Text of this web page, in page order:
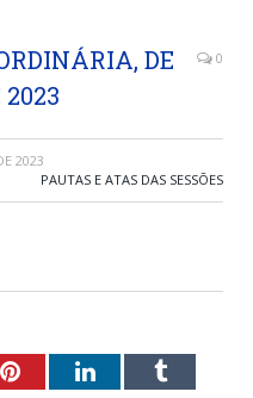
DE
2023
0
2023
PAUTAS E ATAS DAS SESSÕES
PinterestLinkedInTumblr